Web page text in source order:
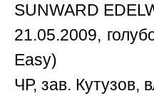
SUNWARD
21.05.2009,
Easy)
ЧР, зав. Кутузов,